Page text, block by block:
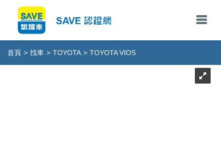
首頁 > 找車 > TOYOTA > TOYOTA VIOS